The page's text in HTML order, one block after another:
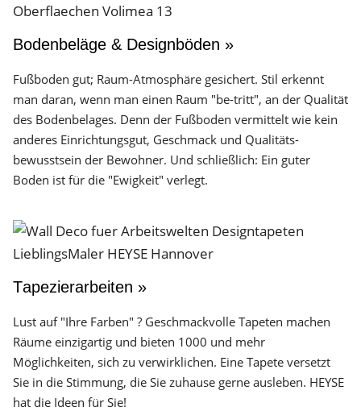
Bodenbeläge & Designböden »
Fußboden gut; Raum-Atmosphäre gesichert. Stil erkennt
man daran, wenn man einen Raum "be-tritt", an der Qualität
des Boden­belages. Denn der Fuß­boden vermittelt wie kein
anderes Einrichtungs­gut, Geschmack und Qualitäts­
bewusstsein der Bewohner. Und schließlich: Ein guter
Boden ist für die "Ewigkeit" verlegt.
Tapezierarbeiten »
Lust auf "Ihre Farben" ? Geschmackvolle Tapeten machen
Räume einzigartig und bieten 1000 und mehr
Möglichkeiten, sich zu verwirklichen. Eine Tapete versetzt
Sie in die Stimmung, die Sie zuhause gerne ausleben. HEYSE
hat die Ideen für Sie!